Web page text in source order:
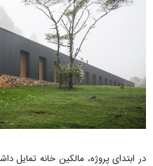
در ابتدای پروژه، مالکین خانه تمایل